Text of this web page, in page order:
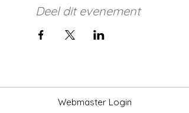
Deel dit evenement
Webmaster Login